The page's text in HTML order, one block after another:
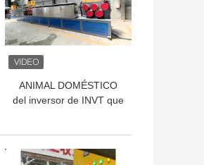
ANIMAL DOMÉSTICO
del inversor de INVT que
ladrillo de la maquinaria
MEJOR PRECIO